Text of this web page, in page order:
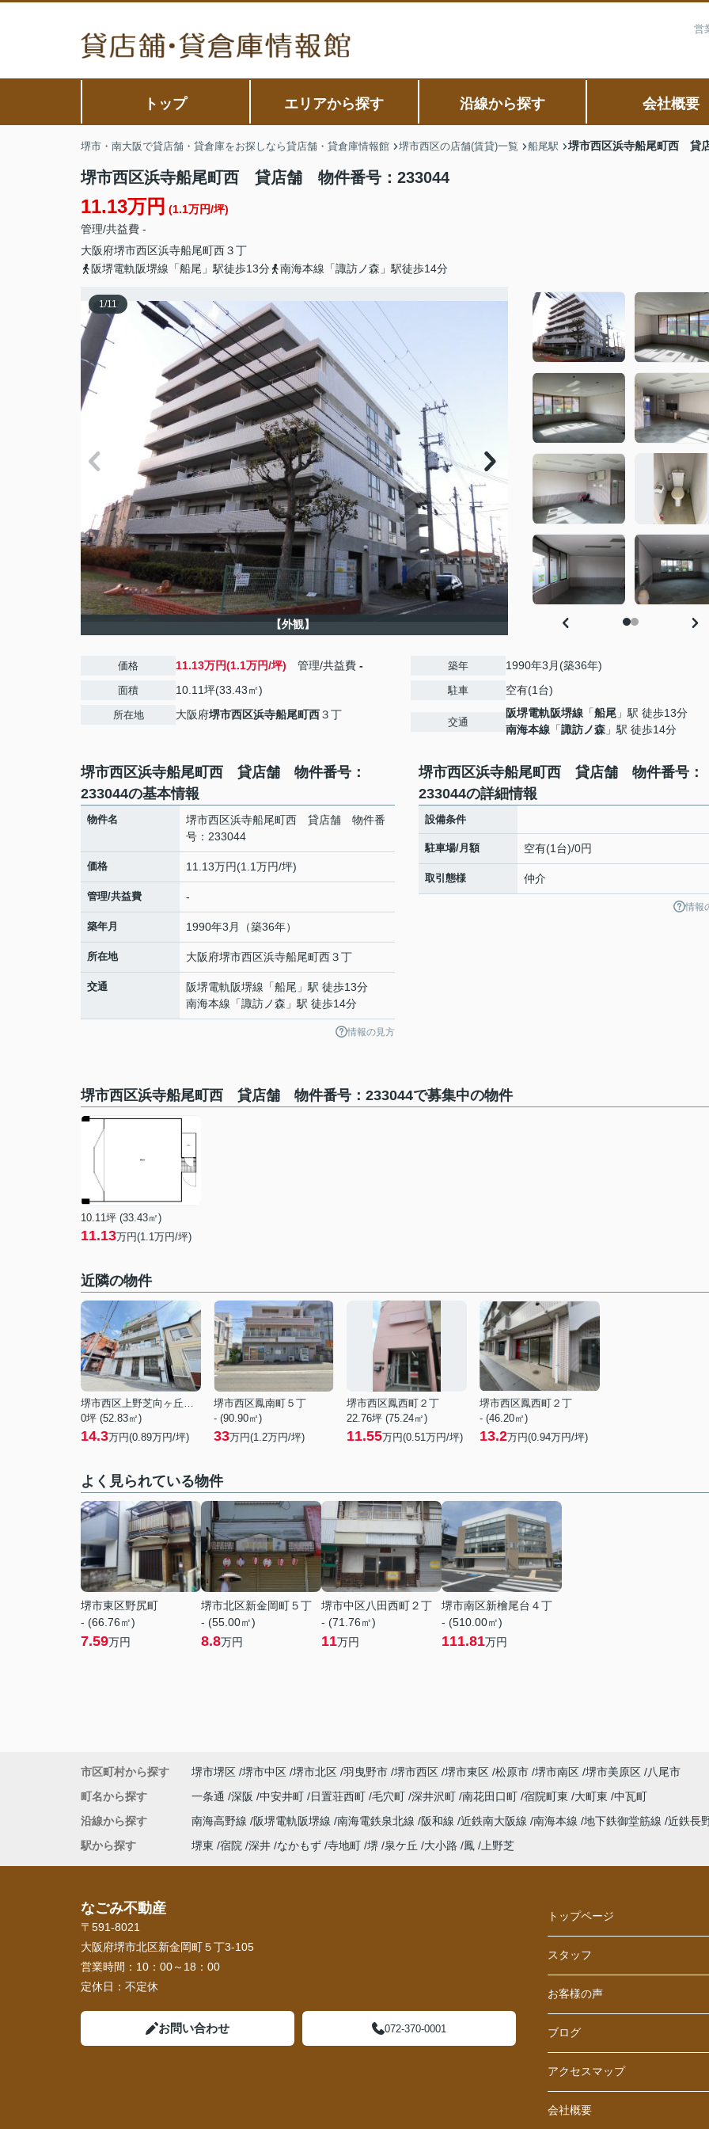
営
トップ エリアから探す 沿線から探す 会社概要
堺市・南大阪で貸店舗・貸倉庫をお探しなら貸店舗・貸倉庫情報館 堺市西区の店舗(賃貸)一覧 船尾駅 堺市西区浜寺船尾町西 貸
堺市西区浜寺船尾町西 貸店舗 物件番号：233044
11.13万円 (1.1万円/坪)
管理/共益費 -
大阪府堺市西区浜寺船尾町西３丁
阪堺電軌阪堺線「船尾」駅徒歩13分
南海本線「諏訪ノ森」駅徒歩14分
1/11
【外観】
価格 11.13万円(1.1万円/坪) 管理/共益費 -
面積 10.11坪(33.43㎡)
所在地 大阪府堺市西区浜寺船尾町西３丁
築年 1990年3月(築36年)
駐車 空有(1台)
交通
阪堺電軌阪堺線 「船尾 」駅 徒歩13分
南海本線 「諏訪ノ森 」駅 徒歩14分
堺市西区浜寺船尾町西 貸店舗 物件番号：
233044の基本情報
物件名
堺市西区浜寺船尾町西 貸店舗 物件番
号：233044
価格 11.13万円(1.1万円/坪)
管理/共益費 -
築年月 1990年3月（築36年）
所在地 大阪府堺市西区浜寺船尾町西３丁
交通 阪堺電軌阪堺線 「船尾 」駅 徒歩13分
南海本線 「諏訪ノ森 」駅 徒歩14分
情報の見方
堺市西区浜寺船尾町西 貸店舗 物件番号：
233044の詳細情報
設備条件
駐車場/月額 空有(1台)/0円
取引態様 仲介
情報
堺市西区浜寺船尾町西 貸店舗 物件番号：233044で募集中の物件
10.11坪 (33.43㎡)
11.13万円(1.1万円/坪)
近隣の物件
堺市西区上野芝向ヶ丘町１丁
0坪 (52.83㎡)
14.3万円(0.89万円/坪)
堺市西区鳳南町５丁
- (90.90㎡)
33万円(1.2万円/坪)
堺市西区鳳西町２丁
22.76坪 (75.24㎡)
11.55万円(0.51万円/坪)
堺市西区鳳西町２丁
- (46.20㎡)
13.2万円(0.94万円/坪)
よく見られている物件
堺市東区野尻町
- (66.76㎡)
7.59万円
堺市北区新金岡町５丁
- (55.00㎡)
8.8万円
堺市中区八田西町２丁
- (71.76㎡)
11万円
堺市南区新檜尾台４丁
- (510.00㎡)
111.81万円
市区町村から探す 堺市堺区 堺市中区 堺市北区 羽曳野市 堺市西区 堺市東区 松原市 堺市南区 堺市美原区
八尾市
町名から探す
一条通 深阪 中安井町 日置荘西町 毛穴町 深井沢町 南花田口町 宿院町東 大町東 中瓦町
沿線から探す
南海高野線 阪堺電軌阪堺線 南海電鉄泉北線 阪和線 近鉄南大阪線 南海本線 地下鉄御堂筋線 近鉄長
駅から探す
堺東 宿院 深井 なかもず 寺地町 堺 泉ケ丘 大小路 鳳 上野芝
なごみ不動産
〒591-8021
大阪府堺市北区新金岡町５丁3-105
営業時間： 10：00～18：00
定休日： 不定休
お問い合わせ 072-370-0001
トップページ
スタッフ
お客様の声
ブログ
アクセスマップ
会社概要